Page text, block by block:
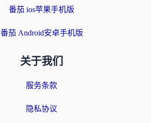
番茄 ios苹果手机版
番茄 Android安卓手机版
关于我们
服务条款
隐私协议